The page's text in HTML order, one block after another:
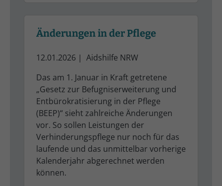
Änderungen in der Pflege
12.01.2026 | Aidshilfe NRW
Das am 1. Januar in Kraft getretene
„Gesetz zur Befugniserweiterung und
Entbürokratisierung in der Pflege
(BEEP)“ sieht zahlreiche Änderungen
vor. So sollen Leistungen der
Verhinderungspflege nur noch für das
laufende und das unmittelbar vorherige
Kalenderjahr abgerechnet werden
können.